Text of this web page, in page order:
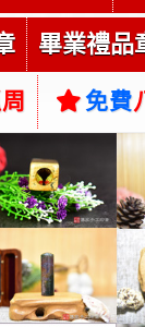
畢業禮品
免費